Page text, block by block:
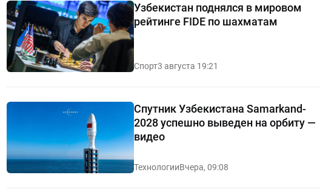
Узбекистан поднялся в мировом
рейтинге FIDE по шахматам
Спорт3 августа 19:21
Спутник Узбекистана Samarkand-
2028 успешно выведен на орбиту —
видео
ТехнологииВчера, 09:08